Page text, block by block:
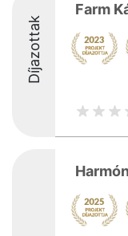
Díjazottak
Farm